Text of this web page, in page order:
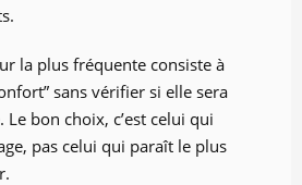
la plus fréquente consiste à
sans vérifier si elle sera
bon choix, c’est celui qui
pas celui qui paraît le plus